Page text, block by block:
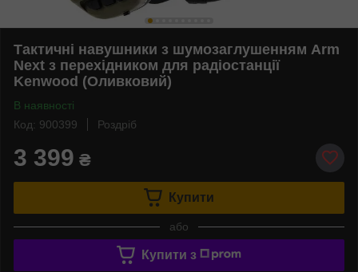
Тактичні навушники з шумозаглушенням Arm
Next з перехідником для радіостанції
Kenwood (Оливковий)
В наявності
Код: 900399
Роздріб
3 399 ₴
Купити
або
Купити з